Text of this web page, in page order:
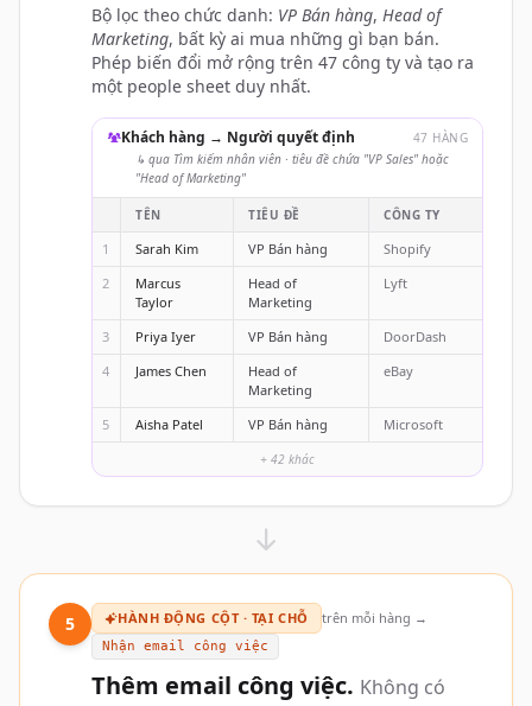
Bộ lọc theo chức danh: VP Bán hàng, Head of
Marketing, bất kỳ ai mua những gì bạn bán.
Phép biến đổi mở rộng trên 47 công ty và tạo ra
một people sheet duy nhất.
Khách hàng → Người quyết định
47 HÀNG
↳ qua Tìm kiếm nhân viên · tiêu đề chứa "VP Sales" hoặc
"Head of Marketing"
TÊN TIÊU ĐỀ CÔNG TY
1 Sarah Kim VP Bán hàng
Shopify
2
Marcus
Taylor
Head of
Marketing
Lyft
3 Priya Iyer VP Bán hàng
DoorDash
4
James Chen
Head of
Marketing
eBay
5 Aisha Patel VP Bán hàng Microsoft
+ 42 khác
5 HÀNH ĐỘNG CỘT · TẠI CHỖ trên mỗi hàng →
Nhận email công việc
Thêm email công việc. Không có